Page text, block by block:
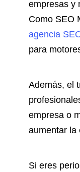
empresas y
Como SEO
agencia
para
Además, el
empresa o
aumentar la
Si eres